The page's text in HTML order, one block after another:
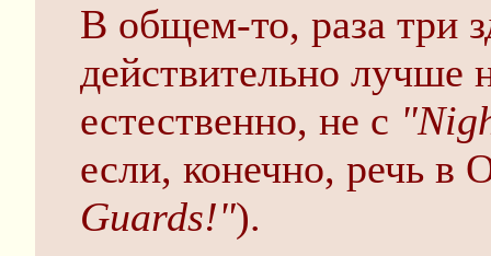
В общем-то, раза три
действительно лучше
естественно, не с
если, конечно, речь в
Guards!").